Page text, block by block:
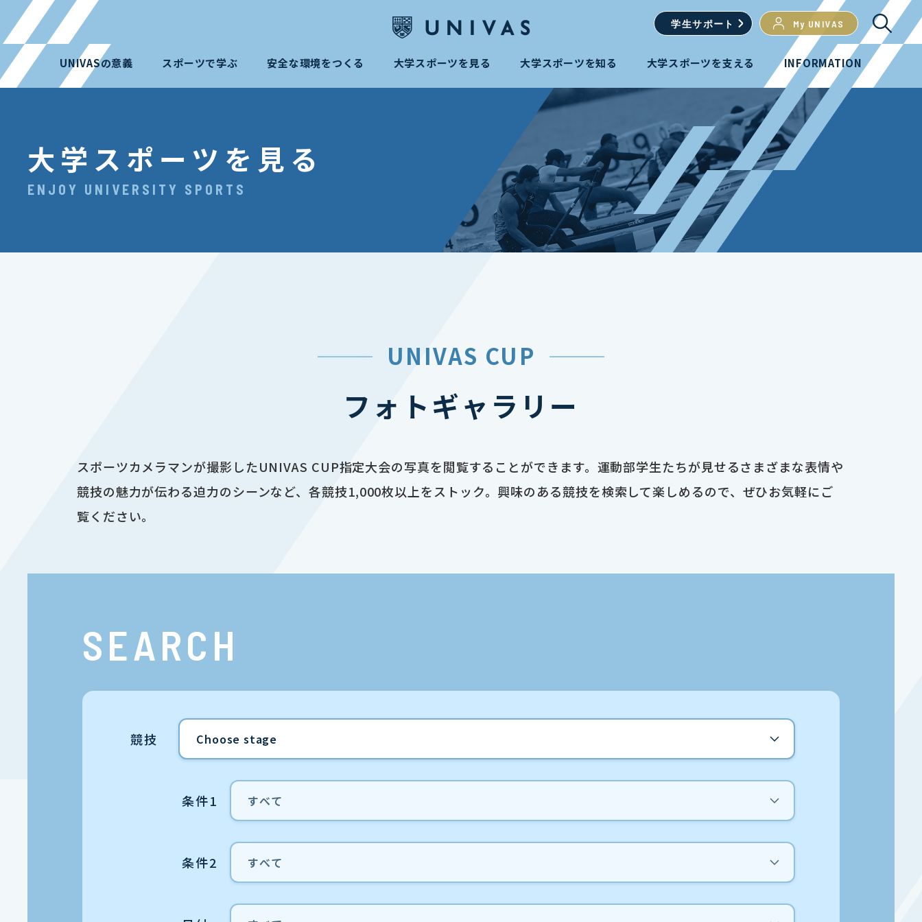
学生サポート My UNIVAS
UNIVASの意義 スポーツで学ぶ 安全な環境をつくる 大学スポーツを見る 大学スポーツを知る 大学スポーツを支える INFORMATION
大学スポーツを見る
ENJOY UNIVERSITY SPORTS
UNIVAS CUP
フォトギャラリー
スポーツカメラマンが撮影したUNIVAS CUP指定大会の写真を閲覧することができます。運動部学生たちが見せるさまざまな表情や
競技の魅力が伝わる迫力のシーンなど、各競技1,000枚以上をストック。興味のある競技を検索して楽しめるので、ぜひお気軽にご
覧ください。
SEARCH
競技
条件1
条件2